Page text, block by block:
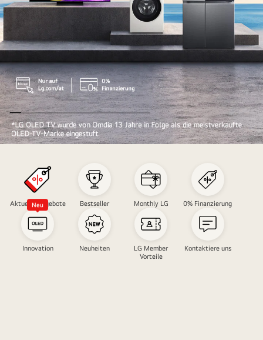
Aktuelle Angebote Bestseller Monthly LG 0% Finanzierung
Innovation
Neu
Neuheiten
LG Member
Vorteile
Kontaktiere uns